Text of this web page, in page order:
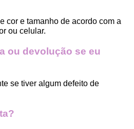
cor e tamanho de acordo com a
ou celular.
ou devolução se eu
se tiver algum defeito de